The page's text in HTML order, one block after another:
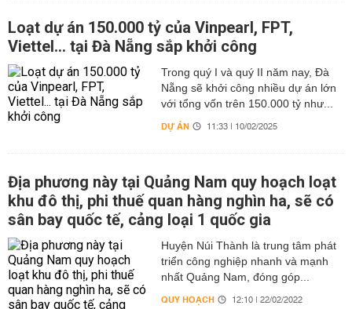
Loạt dự án 150.000 tỷ của Vinpearl, FPT,
Viettel... tại Đà Nẵng sắp khởi công
Trong quý I và quý II năm nay, Đà
Nẵng sẽ khởi công nhiều dự án lớn
với tổng vốn trên 150.000 tỷ như...
DỰ ÁN 11:33 | 10/02/2025
Địa phương này tại Quảng Nam quy hoạch loạt
khu đô thị, phi thuế quan hàng nghìn ha, sẽ có
sân bay quốc tế, cảng loại 1 quốc gia
Huyện Núi Thành là trung tâm phát
triển công nghiệp nhanh và mạnh
nhất Quảng Nam, đóng góp...
QUY HOẠCH 12:10 | 22/02/2022